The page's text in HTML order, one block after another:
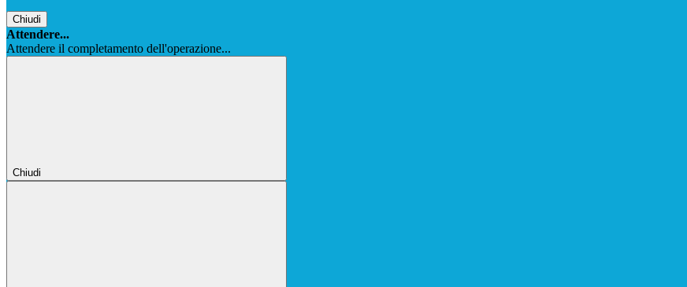
Chiudi
Attendere...
Attendere il completamento dell'operazione...
Chiudi